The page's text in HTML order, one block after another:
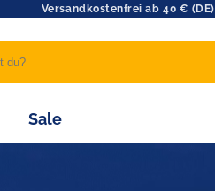
Versandkostenfrei ab 40 € (DE)
Sale